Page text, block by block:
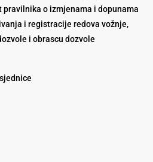
pravilnika o izmjenama i dopunama
i registracije redova vožnje,
i obrascu dozvole